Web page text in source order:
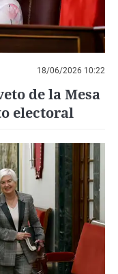
18/06/2026 10:22
de la Mesa
electoral